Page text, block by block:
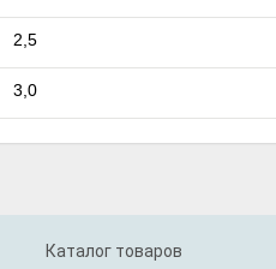
2,5
3,0
Каталог товаров